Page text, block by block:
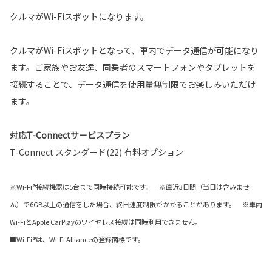
クルマがWi-Fiスポットになります。
クルマがWi-Fiスポットとなって、車内でデータ通信が可能になり
ます。ご家族やお友達、同乗者のスマートフォンやタブレットを
接続することで、データ通信を使用量無制限でお楽しみいただけ
ます。
対応T-Connectサービスプラン
T-Connect スタンダード(22) 有料オプション
※Wi-Fi®接続機器は5台まで同時接続可能です。 ※直近3日間（当日は含みませ
ん）で6GB以上の通信をした場合、終日速度制限がかかることがあります。 ※車内
Wi-FiとApple CarPlayのワイヤレス接続は同時利用できません。
■Wi-Fi®は、Wi-Fi Allianceの登録商標です。